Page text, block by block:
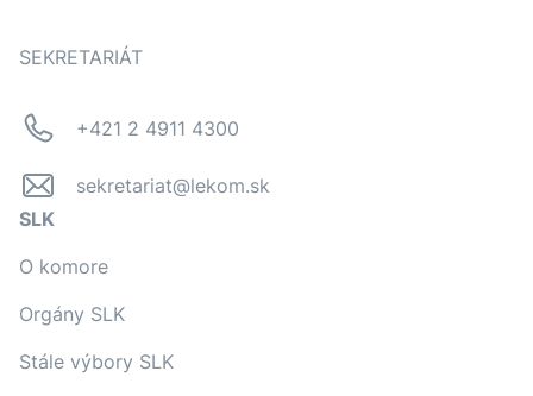
SEKRETARIÁT
+421 2 4911 4300
sekretariat@lekom.sk
SLK
O komore
Orgány SLK
Stále výbory SLK